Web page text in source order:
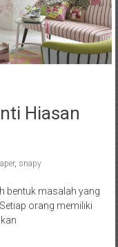
Hiasan
, snapy
bentuk masalah yang
orang memiliki